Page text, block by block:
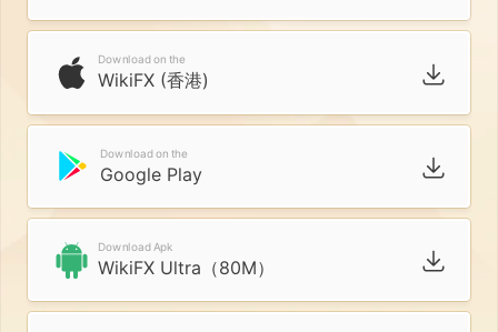
Download on the
WikiFX (香港)
Download on the
Google Play
Download Apk
WikiFX Ultra（80M）